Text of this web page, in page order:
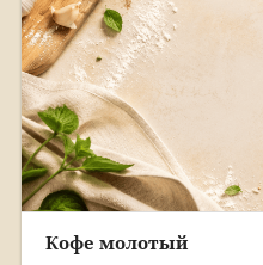
Кофе молотый